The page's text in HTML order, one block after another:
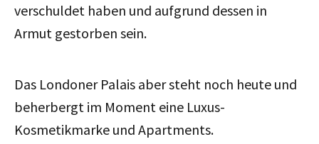
verschuldet haben und aufgrund dessen in
Armut gestorben sein.
Das Londoner Palais aber steht noch heute und
beherbergt im Moment eine Luxus-
Kosmetikmarke und Apartments.